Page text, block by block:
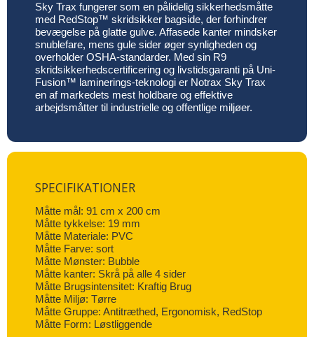
Sky Trax fungerer som en pålidelig sikkerhedsmåtte
med RedStop™ skridsikker bagside, der forhindrer
bevægelse på glatte gulve. Affasede kanter mindsker
snublefare, mens gule sider øger synligheden og
overholder OSHA-standarder. Med sin R9
skridsikkerhedscertificering og livstidsgaranti på Uni-
Fusion™ laminerings-teknologi er Notrax Sky Trax
en af markedets mest holdbare og effektive
arbejdsmåtter til industrielle og offentlige miljøer.
SPECIFIKATIONER
Måtte mål: 91 cm x 200 cm
Måtte tykkelse: 19 mm
Måtte Materiale: PVC
Måtte Farve: sort
Måtte Mønster: Bubble
Måtte kanter: Skrå på alle 4 sider
Måtte Brugsintensitet: Kraftig Brug
Måtte Miljø: Tørre
Måtte Gruppe: Antitræthed, Ergonomisk, RedStop
Måtte Form: Løstliggende